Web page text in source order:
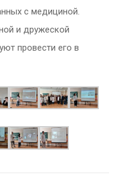
с медициной.
и дружеской
провести его в